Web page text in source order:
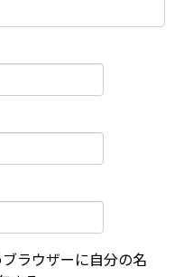
ラウザーに自分の名